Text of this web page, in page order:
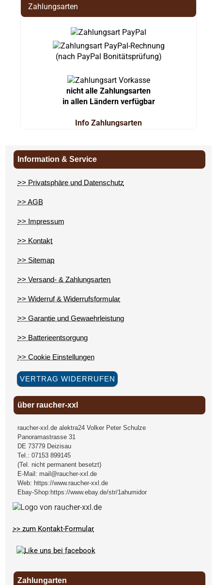
Zahlungsarten
(nach PayPal Bonitätsprüfung)
nicht alle Zahlungsarten
in allen Ländern verfügbar
Info Zahlungsarten
Information & Service
>> Privatsphäre und Datenschutz
>> AGB
>> Impressum
>> Kontakt
>> Sitemap
>> Versand- & Zahlungsarten
>> Widerruf & Widerrufsformular
>> Garantie und Gewaehrleistung
>> Batterieentsorgung
>> Cookie Einstellungen
VERTRAG WIDERRUFEN
über raucher-xxl
raucher-xxl.de alektra24 Volker Peter Schulze
Panoramastrasse 31
DE 73779 Deizisau
Tel.:07153 899145
(Tel. nicht permanent besetzt)
E-Mail: mail@raucher-xxl.de
Web: https://www.raucher-xxl.de
Ebay-Shop: https://www.ebay.de/str/1ahumidor
>> zum Kontakt-Formular
Zahlungarten